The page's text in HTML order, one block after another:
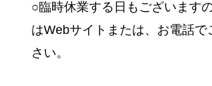
○臨時休業する日もございます
はWebサイトまたは、お電話で
さい。